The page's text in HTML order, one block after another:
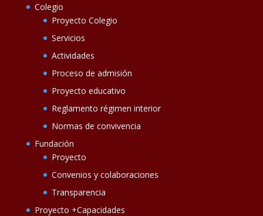
Colegio
Proyecto Colegio
Servicios
Actividades
Proceso de admisión
Proyecto educativo
Reglamento régimen interior
Normas de convivencia
Fundación
Proyecto
Convenios y colaboraciones
Transparencia
Proyecto +Capacidades